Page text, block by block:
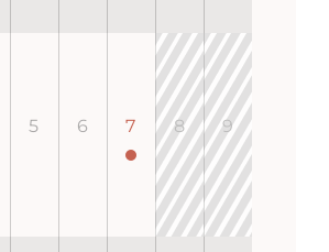
5 6 7 8 9